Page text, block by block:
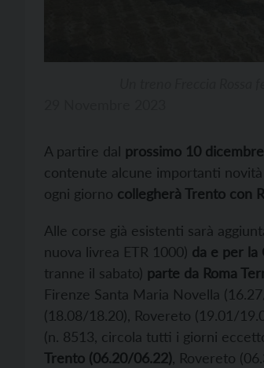
A partire dal prossimo 10 dicembre
contenute alcune importanti
ogni giorno collegherà Trento con
Alle corse già esistenti sarà
nuova livrea ETR 1000) da e per la
tranne il sabato) parte da Roma
Firenze Santa Maria Novella
(18.08/18.20), Rovereto (19.01/
(n. 8513, circola tutti i giorni
Trento (06.20/06.22) , Rovereto